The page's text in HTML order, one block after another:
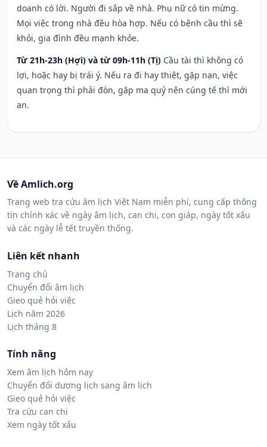
doanh có lời. Người đi sắp về nhà. Phụ nữ có tin mừng.
Mọi việc trong nhà đều hòa hợp. Nếu có bệnh cầu thì sẽ
khỏi, gia đình đều mạnh khỏe.
Từ 21h-23h (Hợi) và từ 09h-11h (Tị) Cầu tài thì không có
lợi, hoặc hay bị trái ý. Nếu ra đi hay thiệt, gặp nạn, việc
quan trọng thì phải đòn, gặp ma quỷ nên cúng tế thì mới
an.
Về Amlich.org
Trang web tra cứu âm lịch Việt Nam miễn phí, cung cấp thông
tin chính xác về ngày âm lịch, can chi, con giáp, ngày tốt xấu
và các ngày lễ tết truyền thống.
Liên kết nhanh
Trang chủ
Chuyển đổi âm lịch
Gieo quẻ hỏi việc
Lịch năm 2026
Lịch tháng 8
Tính năng
Xem âm lịch hôm nay
Chuyển đổi dương lịch sang âm lịch
Gieo quẻ hỏi việc
Tra cứu can chi
Xem ngày tốt xấu